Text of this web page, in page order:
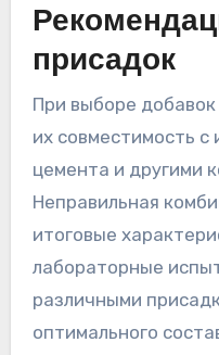
присадок
При выборе
их совместимость
цемента и другими
Неправильная
итоговые
лабораторные
различными
оптимального